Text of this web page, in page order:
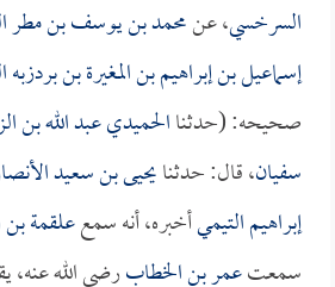
السرخسي، عنمحمد بن يوسف بن مطر
إسماعيل بن إبراهيم بن المغيرة بن
صحيحه: (حدثناالحميدي عبد الله بن
سفيان، قال: حدثنايحيى بن سعيد
إبراهيم التيميأخبره، أنه سمععلقمة
سمعتعمر بن الخطابرضي الله